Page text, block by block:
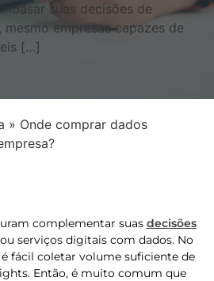
suas decisões de
empresas capazes de
[…]
» Onde comprar dados
complementar suas decisões
serviços digitais com dados. No
fácil coletar volume suficiente de
Então, é muito comum que